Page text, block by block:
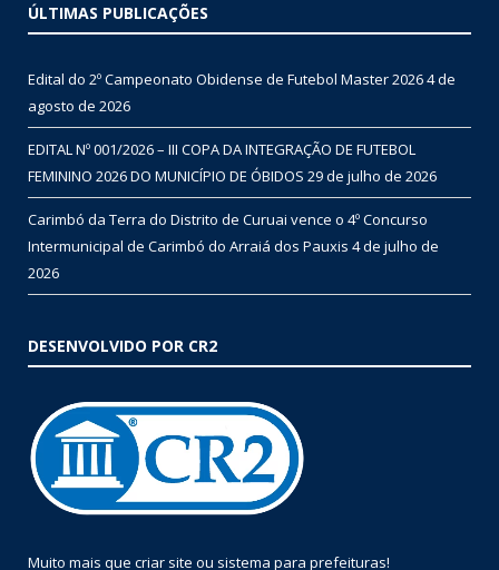
ÚLTIMAS PUBLICAÇÕES
Edital do 2º Campeonato Obidense de Futebol Master 20264 de
agosto de 2026
EDITAL Nº 001/2026 – III COPA DA INTEGRAÇÃO DE FUTEBOL
FEMININO 2026 DO MUNICÍPIO DE ÓBIDOS 29 de julho de 2026
Carimbó da Terra do Distrito de Curuai vence o 4º Concurso
Intermunicipal de Carimbó do Arraiá dos Pauxis 4 de julho de
2026
DESENVOLVIDO POR CR2
Muito mais que criar site ou sistema para prefeituras!